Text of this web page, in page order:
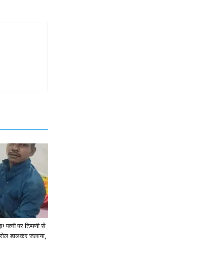
पत्नी पर टिप्पणी से
डालकर जलाया,